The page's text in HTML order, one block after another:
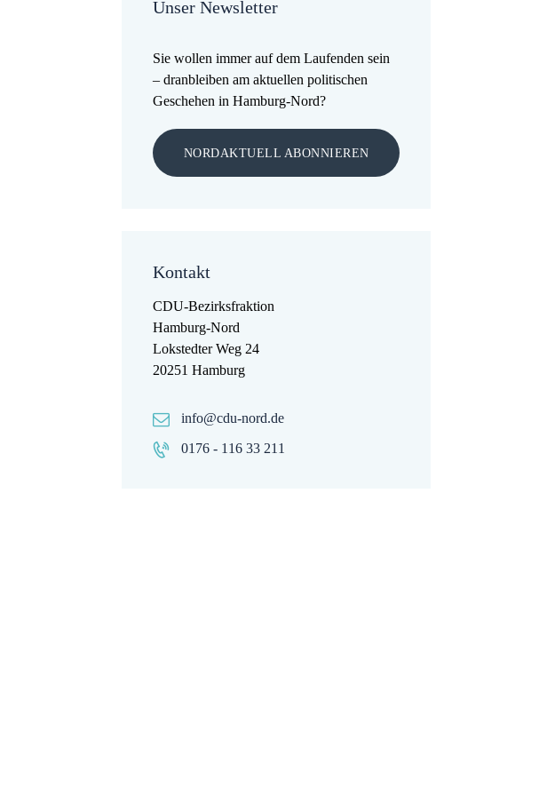
Unser Newsletter
Sie wollen immer auf dem Laufenden sein
– dranbleiben am aktuellen politischen
Geschehen in Hamburg-Nord?
NORDAKTUELL ABONNIEREN
Kontakt
CDU-Bezirksfraktion
Hamburg-Nord
Lokstedter Weg 24
20251 Hamburg
info@cdu-nord.de
0176 - 116 33 211